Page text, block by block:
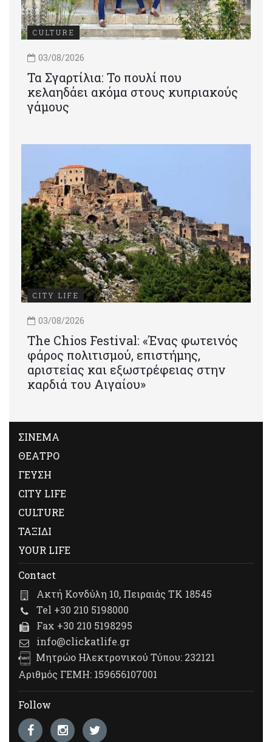
CULTURE
03/08/2026
Τα Σγαρτίλια: Το πουλί που
κελαηδάει ακόμα στους κυπριακούς
γάμους
CITY LIFE
03/08/2026
Τhe Chios Festival: «Ένας φωτεινός
φάρος πολιτισμού, επιστήμης,
αριστείας και εξωστρέφειας στην
καρδιά του Αιγαίου»
ΣΙΝΕΜΑ
ΘΕΑΤΡΟ
ΓΕΥΣΗ
CITY LIFE
CULTURE
ΤΑΞΙΔΙ
YOUR LIFE
Contact
Ακτή Κονδύλη 10, Πειραιάς ΤΚ 18545
Tel +30 210 5198000
Fax +30 210 5198295
info@clickatlife.gr
Μητρώο Ηλεκτρονικού Τύπου: 232121
Αριθμός ΓΕΜΗ: 159656107001
Follow